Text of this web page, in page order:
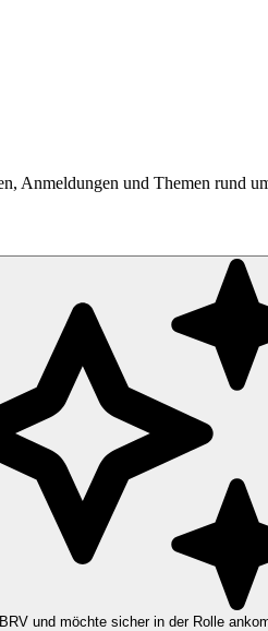
Anmeldungen und Themen rund
und möchte sicher in der Rolle